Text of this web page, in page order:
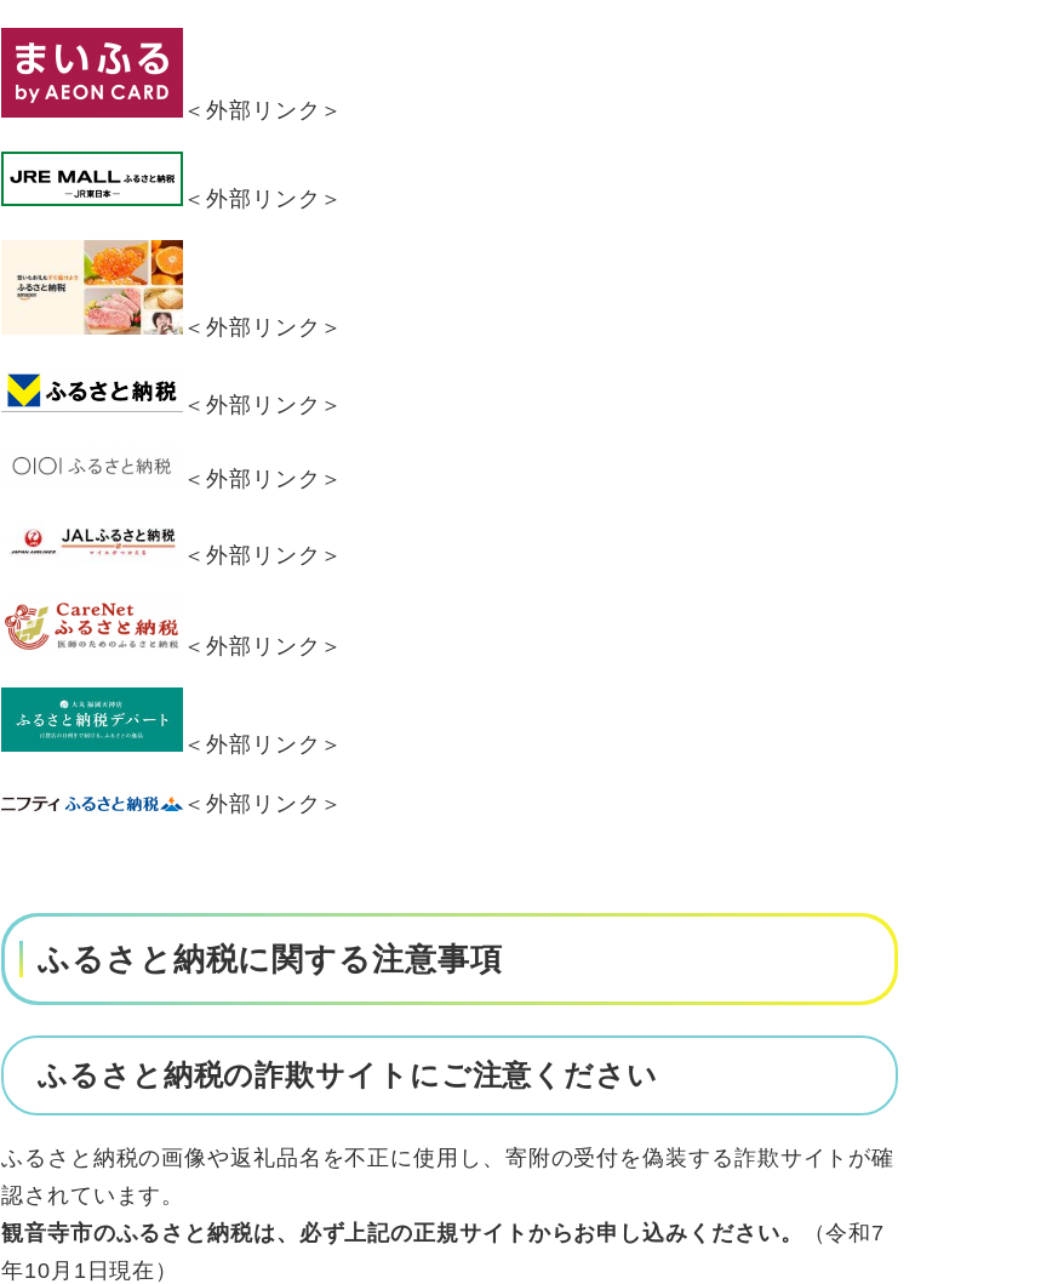
＜外部リンク＞
＜外部リンク＞
＜外部リンク＞
＜外部リンク＞
＜外部リンク＞
＜外部リンク＞
＜外部リンク＞
＜外部リンク＞
＜外部リンク＞
ふるさと納税に関する注意事項
ふるさと納税の詐欺サイトにご注意ください
ふるさと納税の画像や返礼品名を不正に使用し、寄附の受付を偽装する詐欺サイトが確
認されています。
観音寺市のふるさと納税は、必ず上記の正規サイトからお申し込みください。
（令和7
年10月1日現在）